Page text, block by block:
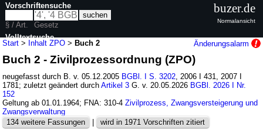
Start > Inhalt ZPO >Buch 2 Änderungsalarm
Buch 2 - Zivilprozessordnung (ZPO)
neugefasst durch B. v. 05.12.2005 BGBl. I S. 3202 , 2006 I 431, 2007 I
1781; zuletzt geändert durchArtikel 3 G. v. 20.05.2026 BGBl. 2026 I Nr.
152
Geltung ab 01.01.1964; FNA: 310-4Zivilprozess, Zwangsversteigerung und
Zwangsverwaltung
134 weitere Fassungen
| wird in 1971 Vorschriften zitiert
Vorschriftensuche
§ / Art.
Gesetz
Volltextsuche
nur in ZPO
buzer.de
Normalansicht